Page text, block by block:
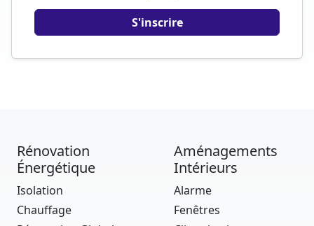
Rénovation
Énergétique
Isolation
Chauffage
Aménagements
Intérieurs
Alarme
Fenêtres